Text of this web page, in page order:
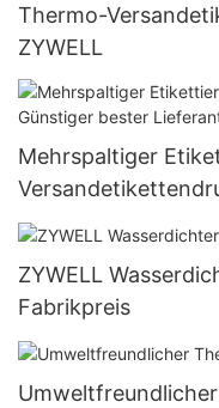
Thermo-
ZYWELL
Mehrspaltiger
Lieferant
ZYWELL
Fabrikpreis